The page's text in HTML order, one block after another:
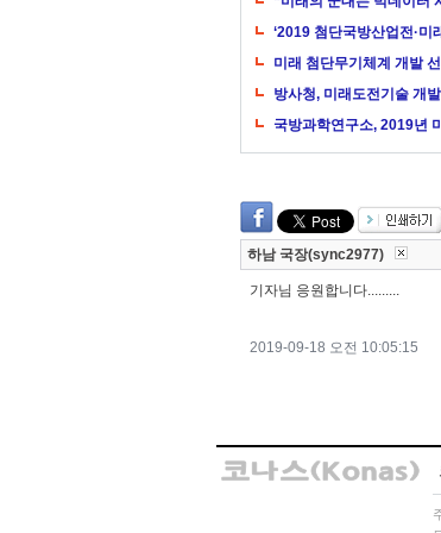
‘2019 첨단국방산업전·미
미래 첨단무기체계 개발
방사청, 미래도전기술 개
국방과학연구소, 2019년
하남 국장(sync2977)
기자님 응원합니다.........
2019-09-18 오전 10:05:15